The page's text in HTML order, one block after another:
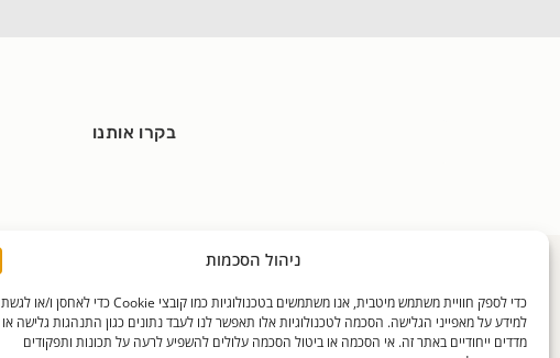
ניהול הסכמות
כדי לספק חוויית משתמש מיטבית, אנו משתמשים בטכנולוגיות כמו קובצי Cookie כדי לאחסן ו/או לגשת
למידע על מאפייני הגלישה. הסכמה לטכנולוגיות אלו תאפשר לנו לעבד נתונים כגון התנהגות גלישה או
מדדים ייחודיים באתר זה. אי הסכמה או ביטול הסכמה עלולים להשפיע לרעה על תכונות ותפקודים
בקרו אותנו
דף הבית
אודותינו
מידע על האוכל שלנו
התפריטים שלנו
דבר התזונאית
מקיאטו חזק